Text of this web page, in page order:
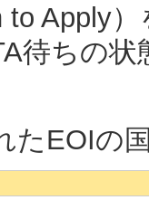
to Apply
待ちの
たEOIの